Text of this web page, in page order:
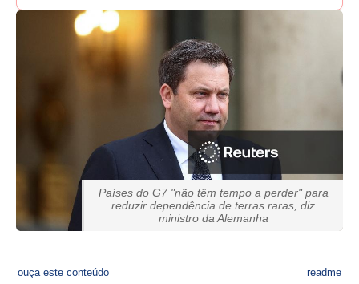
Países do G7 "não têm tempo a perder" para
reduzir dependência de terras raras, diz
ministro da Alemanha
ouça este conteúdo readme